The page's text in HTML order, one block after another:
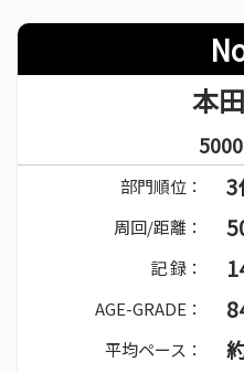
本
部門順位： 3
周回/距離：
記 録：
AGE-GRADE：
平均ペース：